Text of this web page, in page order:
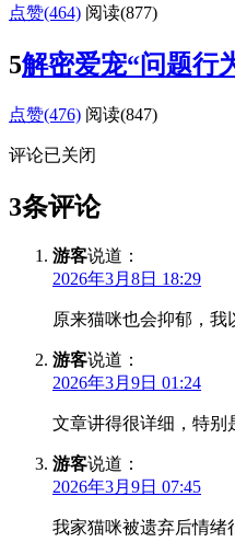
点赞(464) 阅读(877)
5解密爱宠“问题行
点赞(476) 阅读(847)
评论已关闭
3条评论
游客说道：
2026年3月8日 18:29
原来猫咪也会抑郁，我
游客说道：
2026年3月9日 01:24
文章讲得很详细，特别
游客说道：
2026年3月9日 07:45
我家猫咪被遗弃后情绪